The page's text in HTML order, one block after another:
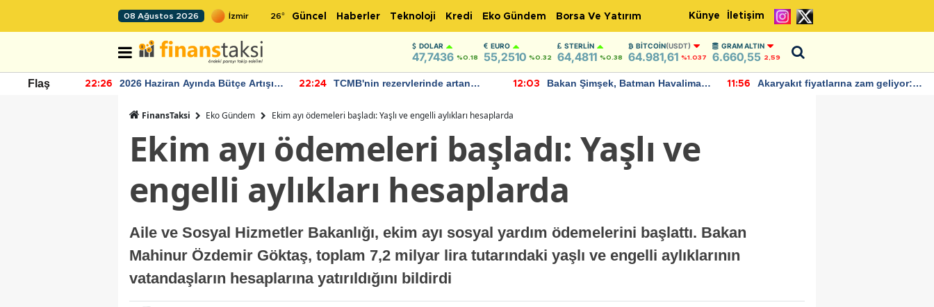
08 Ağustos 2026 26° Güncel Haberler Teknoloji Kredi Eko Gündem Borsa Ve Yatırım Künye İletişim
DOLAR
47,7436 %0.18
EURO
55,2510 %0.32
STERLIN
64,4811 %0.38
BITCOIN(USDT)
64.981,61 %1.037
GRAM ALTIN
6.660,55 2,59
Flaş 22:26
2026 Haziran Ayında Bütçe Artışı
22:24
TCMB'nin rezervlerinde artan
12:03
Bakan Şimşek, Batman Havalimanı
11:56
Akaryakıt fiyatlarına zam geliyor:
FinansTaksi Eko Gündem Ekim ayı ödemeleri başladı: Yaşlı ve engelli aylıkları hesaplarda
Ekim ayı ödemeleri başladı: Yaşlı ve
engelli aylıkları hesaplarda
Aile ve Sosyal Hizmetler Bakanlığı, ekim ayı sosyal yardım ödemelerini başlattı. Bakan
Mahinur Özdemir Göktaş, toplam 7,2 milyar lira tutarındaki yaşlı ve engelli aylıklarının
vatandaşların hesaplarına yatırıldığını bildirdi